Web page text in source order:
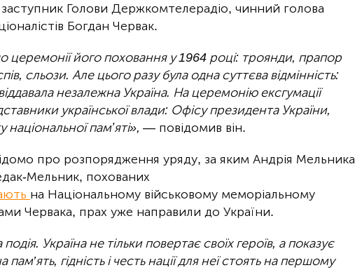
Голови Держкомтелерадіо, чинний голова
Богдан Червак.
церемонії його поховання у 1964 році: троянди, прапор
сльози. Але цього разу була одна суттєва відмінність:
незалежна Україна. На церемонію ексгумації
української влади: Офісу президента України,
памʼяті», — повідомив він.
про розпорядження уряду, за яким Андрія Мельника
Мельник, похованих
на Національному військовому меморіальному
Червака, прах уже направили до України.
Україна не тільки повертає своїх героїв, а показує
гідність і честь нації для неї стоять на першому